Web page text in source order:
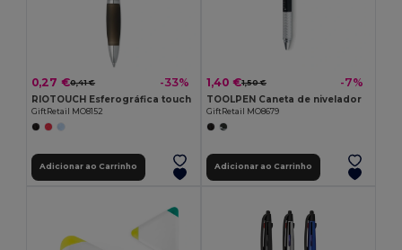
0,27 €0,41 € -33%
RIOTOUCH Esferográfica touch
GiftRetail MO8152
Adicionar ao Carrinho
1,40 €1,50 € -7%
TOOLPEN Caneta de nivelador
GiftRetail MO8679
Adicionar ao Carrinho